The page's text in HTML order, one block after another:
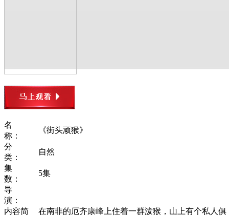
名
称：
《街头顽猴》
分
类：
自然
集
数：
5集
导
演：
内容简
在南非的厄齐康峰上住着一群泼猴，山上有个私人俱